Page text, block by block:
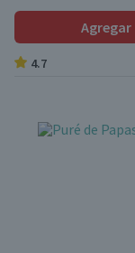
Agregar
4.7